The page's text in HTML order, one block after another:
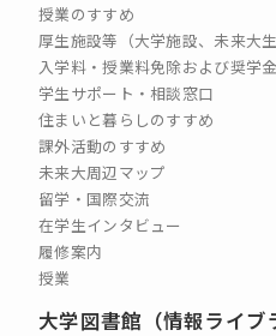
授業のすすめ
厚生施設等（大学施設、未来大生
入学料・授業料免除および奨学金
学生サポート・相談窓口
住まいと暮らしのすすめ
課外活動のすすめ
未来大周辺マップ
留学・国際交流
在学生インタビュー
履修案内
授業
大学図書館（情報ライブ